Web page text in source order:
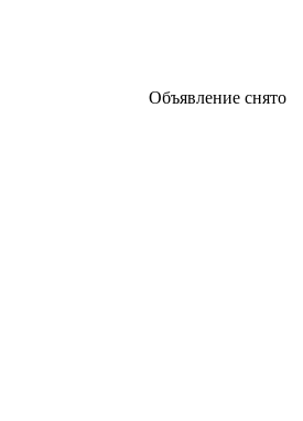
Объявление снято